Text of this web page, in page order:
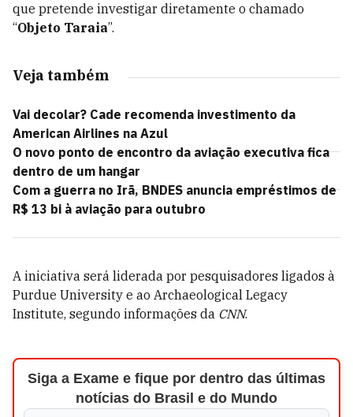
que pretende investigar diretamente o chamado
“Objeto Taraia”.
Veja também
Vai decolar? Cade recomenda investimento da
American Airlines na Azul
O novo ponto de encontro da aviação executiva fica
dentro de um hangar
Com a guerra no Irã, BNDES anuncia empréstimos de
R$ 13 bi à aviação para outubro
A iniciativa será liderada por pesquisadores ligados à
Purdue University e ao Archaeological Legacy
Institute, segundo informações da CNN.
Siga a Exame e fique por dentro das últimas
notícias do Brasil e do Mundo